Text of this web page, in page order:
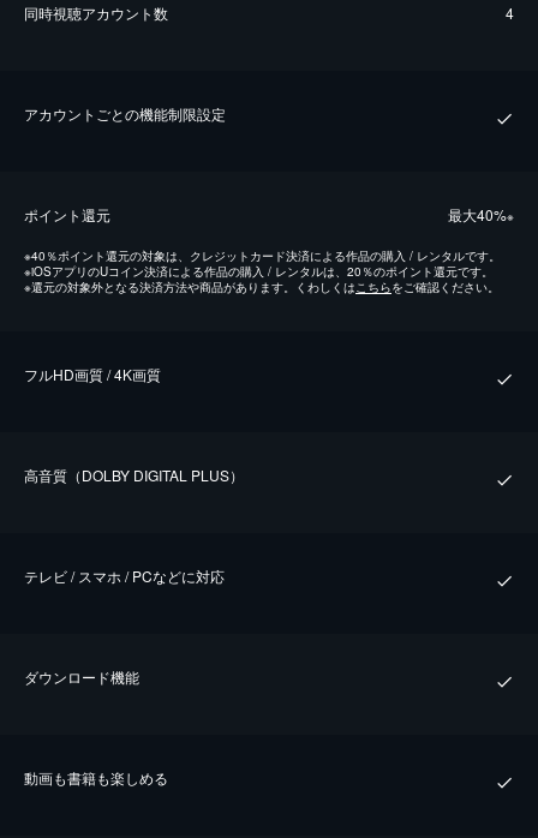
同時視聴アカウント数 4
アカウントごとの機能制限設定
ポイント還元 最⼤40%※
※40％ポイント還元の対象は、クレジットカード決済による作品の購入 / レンタルです。
※iOSアプリのUコイン決済による作品の購入 / レンタルは、20％のポイント還元です。
※還元の対象外となる決済方法や商品があります。くわしくはこちらをご確認ください。
フルHD画質 / 4K画質
⾼⾳質（DOLBY DIGITAL PLUS）
テレビ / スマホ / PCなどに対応
ダウンロード機能
動画も書籍も楽しめる